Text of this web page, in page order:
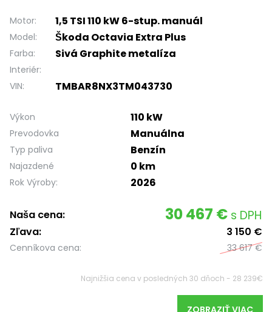
Motor: 1,5 TSI 110 kW 6-stup. manuál
Model: Škoda Octavia Extra Plus
Farba: Sivá Graphite metalíza
Interiér:
VIN:
TMBAR8NX3TM043730
Výkon 110 kW
Prevodovka Manuálna
Typ paliva Benzín
Najazdené 0 km
Rok Výroby: 2026
Naša cena: 30 467 € s DPH
Zľava: 3 150 €
Cenníkova cena: 33 617 €
Najnižšia cena v posledných 30 dňoch - 28 239€